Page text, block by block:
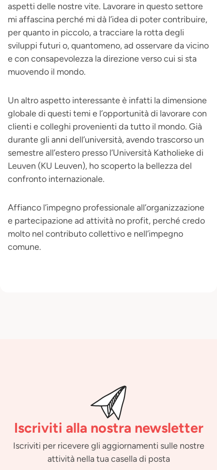
aspetti delle nostre vite. Lavorare in questo settore
mi affascina perché mi dà l’idea di poter contribuire,
per quanto in piccolo, a tracciare la rotta degli
sviluppi futuri o, quantomeno, ad osservare da vicino
e con consapevolezza la direzione verso cui si sta
muovendo il mondo.
Un altro aspetto interessante è infatti la dimensione
globale di questi temi e l’opportunità di lavorare con
clienti e colleghi provenienti da tutto il mondo. Già
durante gli anni dell’università, avendo trascorso un
semestre all’estero presso l’Università Katholieke di
Leuven (KU Leuven), ho scoperto la bellezza del
confronto internazionale.
Affianco l’impegno professionale all’organizzazione
e partecipazione ad attività no profit, perché credo
molto nel contributo collettivo e nell’impegno
comune.
Iscriviti alla nostra newsletter
Iscriviti per ricevere gli aggiornamenti sulle nostre
attività nella tua casella di posta